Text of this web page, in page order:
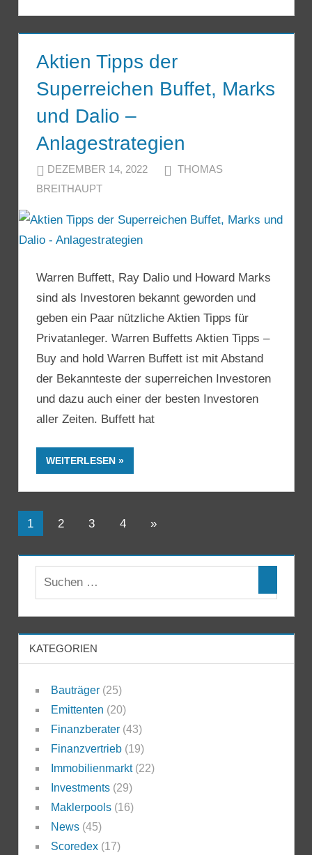
Aktien Tipps der
Superreichen Buffet, Marks
und Dalio –
Anlagestrategien
DEZEMBER 14, 2022
THOMAS
BREITHAUPT
Warren Buffett, Ray Dalio und Howard Marks
sind als Investoren bekannt geworden und
geben ein Paar nützliche Aktien Tipps für
Privatanleger. Warren Buffetts Aktien Tipps –
Buy and hold Warren Buffett ist mit Abstand
der Bekannteste der superreichen Investoren
und dazu auch einer der besten Investoren
aller Zeiten. Buffett hat
WEITERLESEN
Seitennummerierung
Beiträge
1 2 3 4
Nächste
»
KATEGORIEN
Bauträger(25)
Emittenten (20)
Finanzberater(43)
Finanzvertrieb(19)
Immobilienmarkt(22)
Investments(29)
Maklerpools(16)
News(45)
Scoredex(17)